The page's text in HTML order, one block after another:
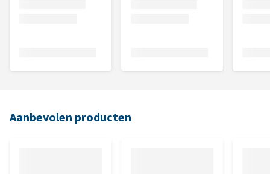
Aanbevolen producten